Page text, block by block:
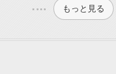
もっと見る